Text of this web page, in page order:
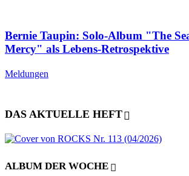
Bernie Taupin: Solo-Album "The
Mercy" als Lebens-Retrospektive
Meldungen
DAS AKTUELLE HEFT
ALBUM DER WOCHE